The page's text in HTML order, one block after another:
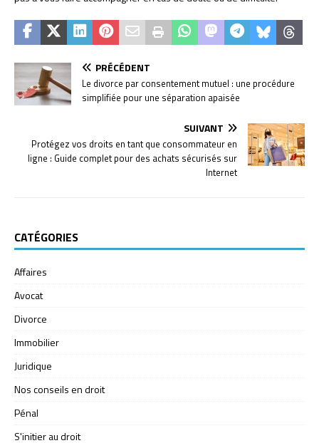
PRÉCÉDENT
Le divorce par consentement mutuel : une procédure
simplifiée pour une séparation apaisée
SUIVANT
Protégez vos droits en tant que consommateur en
ligne : Guide complet pour des achats sécurisés sur
Internet
CATÉGORIES
Affaires
Avocat
Divorce
Immobilier
Juridique
Nos conseils en droit
Pénal
S'initier au droit